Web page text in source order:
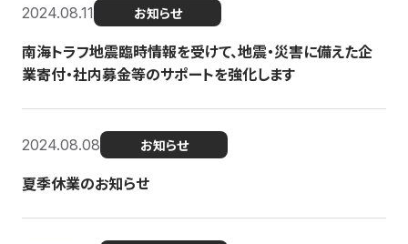
2024.08.11 お知らせ
南海トラフ地震臨時情報を受けて、地震・災害に備えた企
業寄付・社内募金等のサポートを強化します
2024.08.08 お知らせ
夏季休業のお知らせ